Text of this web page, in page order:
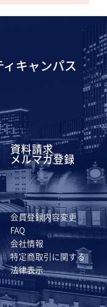
キャンパス
資料請求
メルマガ登録
会員登録内容変更
FAQ
会社情報
特定商取引に関する
法律表示